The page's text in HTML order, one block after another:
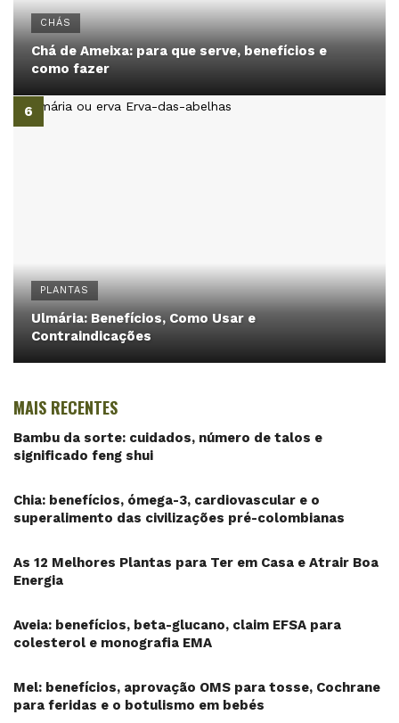
CHÁS
Chá de Ameixa: para que serve, benefícios e
como fazer
PLANTAS
Ulmária: Benefícios, Como Usar e
Contraindicações
MAIS RECENTES
Bambu da sorte: cuidados, número de talos e
significado feng shui
Chia: benefícios, ómega-3, cardiovascular e o
superalimento das civilizações pré-colombianas
As 12 Melhores Plantas para Ter em Casa e Atrair Boa
Energia
Aveia: benefícios, beta-glucano, claim EFSA para
colesterol e monografia EMA
Mel: benefícios, aprovação OMS para tosse, Cochrane
para feridas e o botulismo em bebés